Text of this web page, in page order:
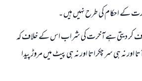
کے احکام کی طرح نہیں ہیں ۔
کر دیتی ہے آخرت کی شراب اس کے خلاف کہ
نہ ہی سر چکراتا اور نہ ہی پیٹ میں مروڑ پیدا